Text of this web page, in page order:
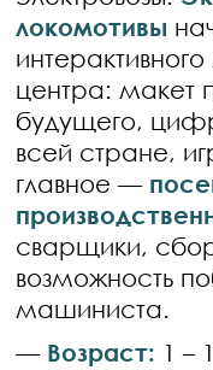
локомотивы
центра: макет
будущего,
всей стране,
главное —
сварщики,
возможность
машиниста.
— Возраст: 1 –